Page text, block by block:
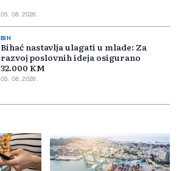
05. 08. 2026.
BIH
Bihać nastavlja ulagati u mlade: Za
razvoj poslovnih ideja osigurano
32.000 KM
05. 08. 2026.